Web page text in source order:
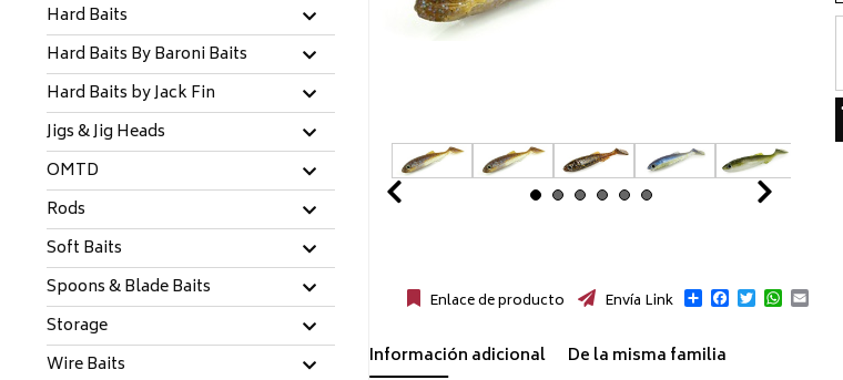
Hard Baits
Hard Baits By Baroni Baits
Hard Baits by Jack Fin
Jigs & Jig Heads
OMTD
Rods
Soft Baits
Spoons & Blade Baits
Storage
Wire Baits
Enlace de producto Envía Link Compartir
Facebook
TwitterWhatsApp
Email
Información adicional
De la misma familia